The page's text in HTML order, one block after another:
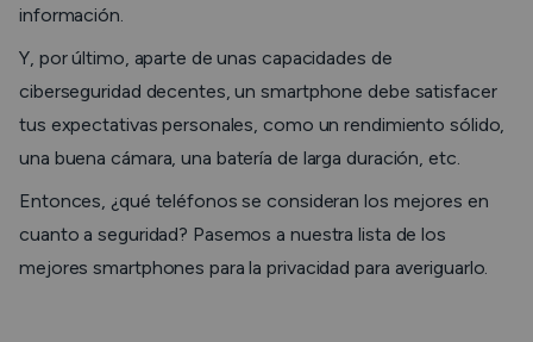
información.
Y, por último, aparte de unas capacidades de
ciberseguridad decentes, un smartphone debe satisfacer
tus expectativas personales, como un rendimiento sólido,
una buena cámara, una batería de larga duración, etc.
Entonces, ¿qué teléfonos se consideran los mejores en
cuanto a seguridad? Pasemos a nuestra lista de los
mejores smartphones para la privacidad para averiguarlo.